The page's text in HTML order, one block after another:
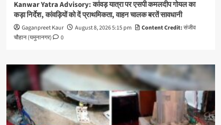
Kanwar Yatra Advisory: कांवड़ यात्रा पर एसपी कमलदीप गोयल का
कड़ा निर्देश, कांवड़ियों को दें प्राथमिकता, वाहन चालक बरतें सावधानी
Gaganpreet Kaur August 8, 2026 5:15 pm Content Credit:संजीव
चौहान (यमुनानगर)
0